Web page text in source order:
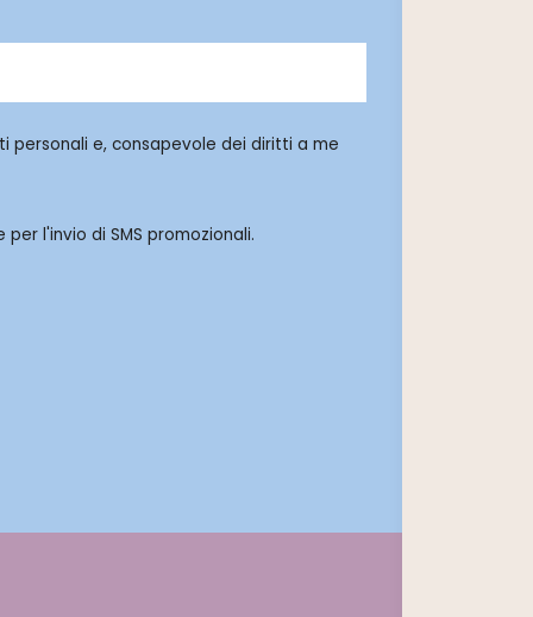
personali e, consapevole dei diritti a me
l'invio di SMS promozionali.